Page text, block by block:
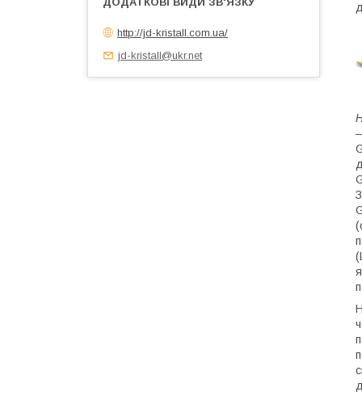
http://jd-kristall.com.ua/
jd-kristall@ukr.net